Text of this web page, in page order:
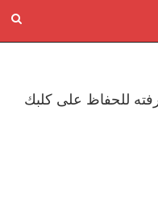
للحفاظ على كلبك